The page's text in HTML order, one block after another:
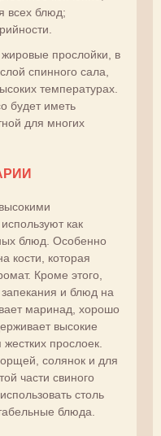
всех блюд;
прослойки, в
спинного сала,
температурах.
будет иметь
для многих
как
блюд. Особенно
кости, которая
Кроме этого,
и блюд на
маринад, хорошо
высокие
прослоек.
солянок и для
части свиного
столь
блюда.